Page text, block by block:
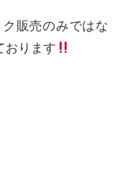
販売のみではな
おります